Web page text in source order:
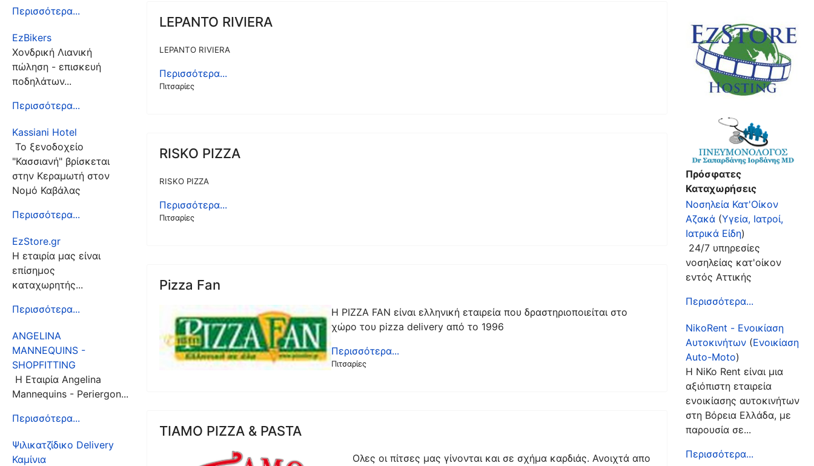
Περισσότερα...
EzBikers
Χονδρική Λιανική
πώληση - επισκευή
ποδηλάτων...
Περισσότερα...
Kassiani Hotel
Το ξενοδοχείο
"Κασσιανή" βρίσκεται
στην Κεραμωτή στον
Νομό Καβάλας
Περισσότερα...
EzStore.gr
Η εταιρία μας είναι
επίσημος
καταχωρητής...
Περισσότερα...
ANGELINA
MANNEQUINS -
SHOPFITTING
Η Εταιρία Angelina
Mannequins - Periergon...
Περισσότερα...
Ψιλικατζίδικο Delivery
Καμίνια
LEPANTO RIVIERA
LEPANTO RIVIERA
Περισσότερα...
Πιτσαρίες
RISKO PIZZA
RISKO PIZZA
Περισσότερα...
Πιτσαρίες
Pizza Fan
Η PIZZA FAN είναι ελληνική εταιρεία που δραστηριοποιείται στο
χώρο του pizza delivery από το 1996
Περισσότερα...
Πιτσαρίες
TIAMO PIZZA & PASTA
Ολες οι πίτσες μας γίνονται και σε σχήμα καρδιάς. Ανοιχτά απο
Πρόσφατες
Καταχωρήσεις
Νοσηλεία Κατ'Οίκον
Αζακά (Υγεία, Ιατροί,
Ιατρικά Είδη)
24/7 υπηρεσίες
νοσηλείας κατ'οίκον
εντός Αττικής
Περισσότερα...
NikoRent - Ενοικίαση
Αυτοκινήτων (Ενοικίαση
Auto-Moto)
Η NiKo Rent είναι μια
αξιόπιστη εταιρεία
ενοικίασης αυτοκινήτων
στη Βόρεια Ελλάδα, με
παρουσία σε...
Περισσότερα...